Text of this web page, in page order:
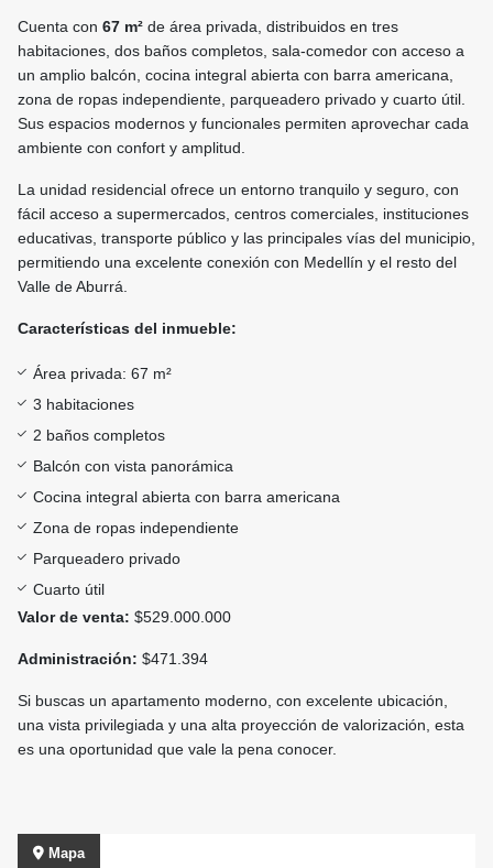
Cuenta con 67 m² de área privada, distribuidos en tres
habitaciones, dos baños completos, sala-comedor con acceso a
un amplio balcón, cocina integral abierta con barra americana,
zona de ropas independiente, parqueadero privado y cuarto útil.
Sus espacios modernos y funcionales permiten aprovechar cada
ambiente con confort y amplitud.
La unidad residencial ofrece un entorno tranquilo y seguro, con
fácil acceso a supermercados, centros comerciales, instituciones
educativas, transporte público y las principales vías del municipio,
permitiendo una excelente conexión con Medellín y el resto del
Valle de Aburrá.
Características del inmueble:
Área privada: 67 m²
3 habitaciones
2 baños completos
Balcón con vista panorámica
Cocina integral abierta con barra americana
Zona de ropas independiente
Parqueadero privado
Cuarto útil
Valor de venta: $529.000.000
Administración: $471.394
Si buscas un apartamento moderno, con excelente ubicación,
una vista privilegiada y una alta proyección de valorización, esta
es una oportunidad que vale la pena conocer.
Mapa